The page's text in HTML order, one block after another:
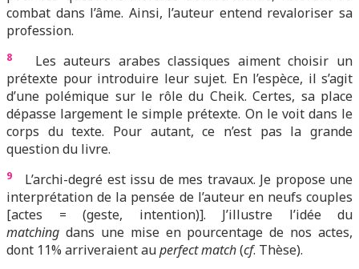
combat dans l’âme. Ainsi, l’auteur entend revaloriser sa
profession.
8
Les auteurs arabes classiques aiment choisir un
prétexte pour introduire leur sujet. En l’espèce, il s’agit
d’une polémique sur le rôle du Cheik. Certes, sa place
dépasse largement le simple prétexte. On le voit dans le
corps du texte. Pour autant, ce n’est pas la grande
question du livre.
9
L’archi-degré est issu de mes travaux. Je propose une
interprétation de la pensée de l’auteur en neufs couples
[actes = (geste, intention)]. J’illustre l’idée du
matching dans une mise en pourcentage de nos actes,
dont 11% arriveraient auperfect match(cf. Thèse).